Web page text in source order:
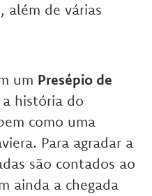
além de várias
um Presépio de
história do
como uma
Para agradar a
são contados ao
ainda a chegada